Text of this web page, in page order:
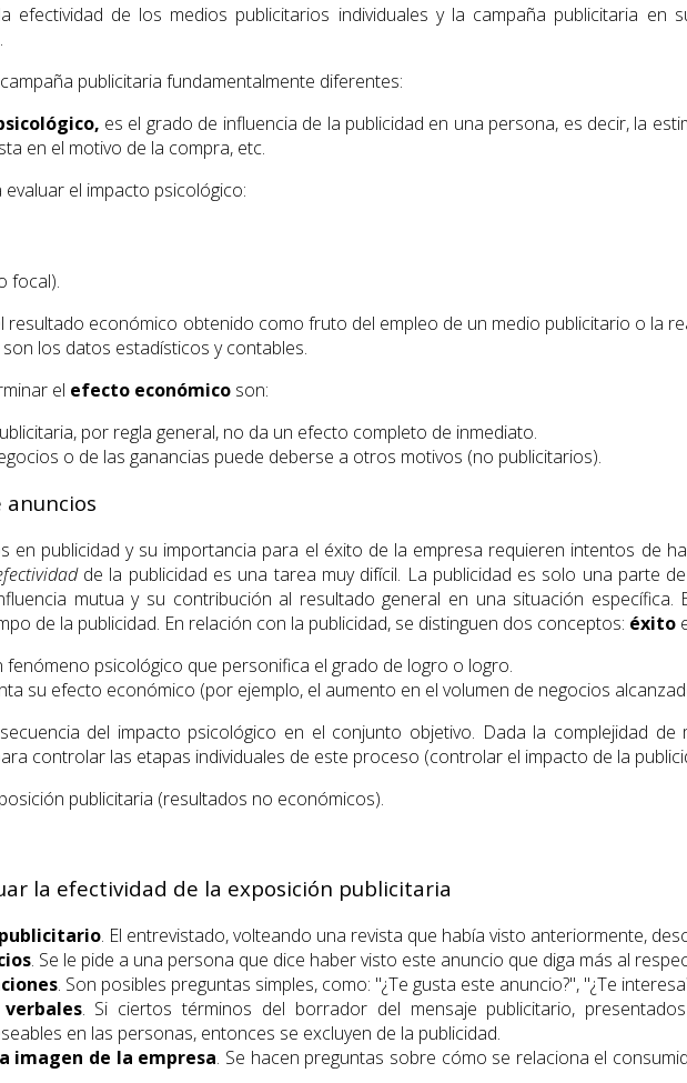
efectividad de los medios publicitarios individuales y la campaña publicitaria en
publicitaria fundamentalmente diferentes:
es el grado de influencia de la publicidad en una persona, es decir, la
en el motivo de la compra, etc.
el impacto psicológico:
focal).
resultado económico obtenido como fruto del empleo de un medio publicitario o la
los datos estadísticos y contables.
el efecto económico son:
por regla general, no da un efecto completo de inmediato.
o de las ganancias puede deberse a otros motivos (no publicitarios).
en publicidad y su importancia para el éxito de la empresa requieren intentos de
de la publicidad es una tarea muy difícil. La publicidad es solo una parte
mutua y su contribución al resultado general en una situación
de la publicidad. En relación con la publicidad, se distinguen dos conceptos: éxito
fenómeno psicológico que personifica el grado de logro o logro.
su efecto económico (por ejemplo, el aumento en el volumen de negocios
del impacto psicológico en el conjunto objetivo. Dada la complejidad
controlar las etapas individuales de este proceso (controlar el impacto de la
publicitaria (resultados no económicos).
la efectividad de la exposición publicitaria
. El entrevistado, volteando una revista que había visto anteriormente,
. Se le pide a una persona que dice haber visto este anuncio que diga más al
. Son posibles preguntas simples, como: "¿Te gusta este anuncio?", "¿Te
. Si ciertos términos del borrador del mensaje publicitario,
en las personas, entonces se excluyen de la publicidad.
imagen de la empresa. Se hacen preguntas sobre cómo se relaciona el